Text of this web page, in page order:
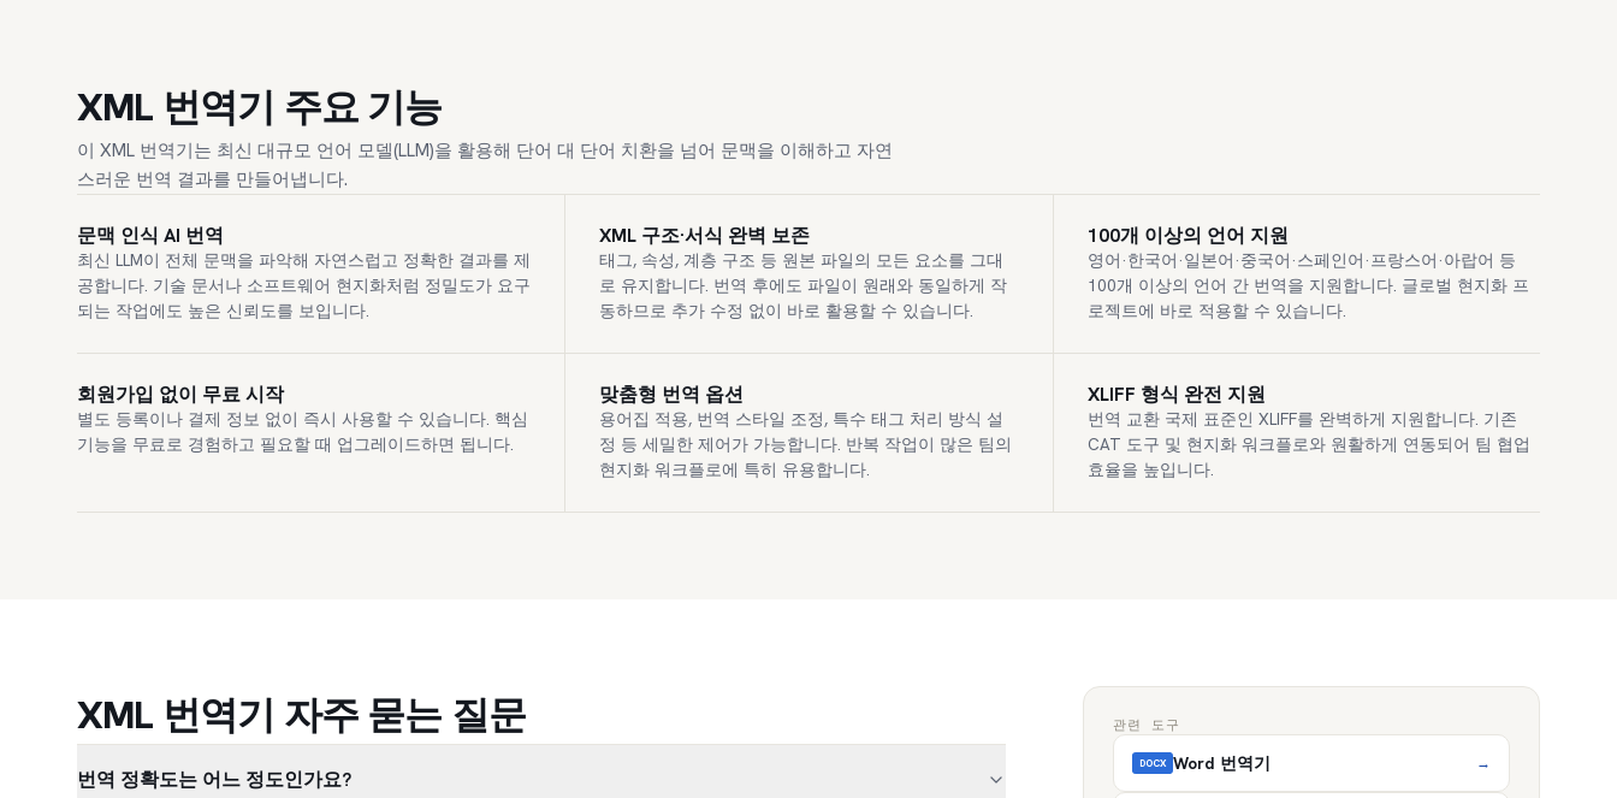
XML 번역기 주요 기능
이 XML 번역기는 최신 대규모 언어 모델(LLM)을 활용해 단어 대 단어 치환을 넘어 문맥을 이해하고 자연
스러운 번역 결과를 만들어냅니다.
문맥 인식 AI 번역
최신 LLM이 전체 문맥을 파악해 자연스럽고 정확한 결과를 제
공합니다. 기술 문서나 소프트웨어 현지화처럼 정밀도가 요구
되는 작업에도 높은 신뢰도를 보입니다.
XML 구조·서식 완벽 보존
태그, 속성, 계층 구조 등 원본 파일의 모든 요소를 그대
로 유지합니다. 번역 후에도 파일이 원래와 동일하게 작
동하므로 추가 수정 없이 바로 활용할 수 있습니다.
100개 이상의 언어 지원
영어·한국어·일본어·중국어·스페인어·프랑스어·아랍어 등
100개 이상의 언어 간 번역을 지원합니다. 글로벌 현지화 프
로젝트에 바로 적용할 수 있습니다.
회원가입 없이 무료 시작
별도 등록이나 결제 정보 없이 즉시 사용할 수 있습니다. 핵심
기능을 무료로 경험하고 필요할 때 업그레이드하면 됩니다.
맞춤형 번역 옵션
용어집 적용, 번역 스타일 조정, 특수 태그 처리 방식 설
정 등 세밀한 제어가 가능합니다. 반복 작업이 많은 팀의
현지화 워크플로에 특히 유용합니다.
XLIFF 형식 완전 지원
번역 교환 국제 표준인 XLIFF를 완벽하게 지원합니다. 기존
CAT 도구 및 현지화 워크플로와 원활하게 연동되어 팀 협업
효율을 높입니다.
XML 번역기 자주 묻는 질문
번역 정확도는 어느 정도인가요?
관련 도구
DOCX Word 번역기 →